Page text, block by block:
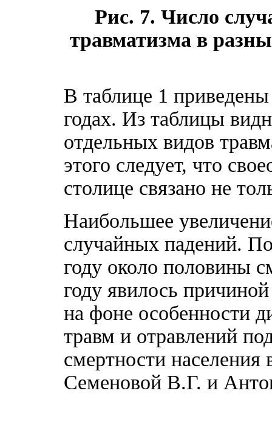
Рис. 7. Число
травматизма в
В таблице 1
годах. Из таблицы
отдельных видов
этого следует, что
столице связано не
Наибольшее
случайных падений.
году около половины
году явилось
на фоне особенности
травм и отравлений
смертности
Семеновой В.Г. и